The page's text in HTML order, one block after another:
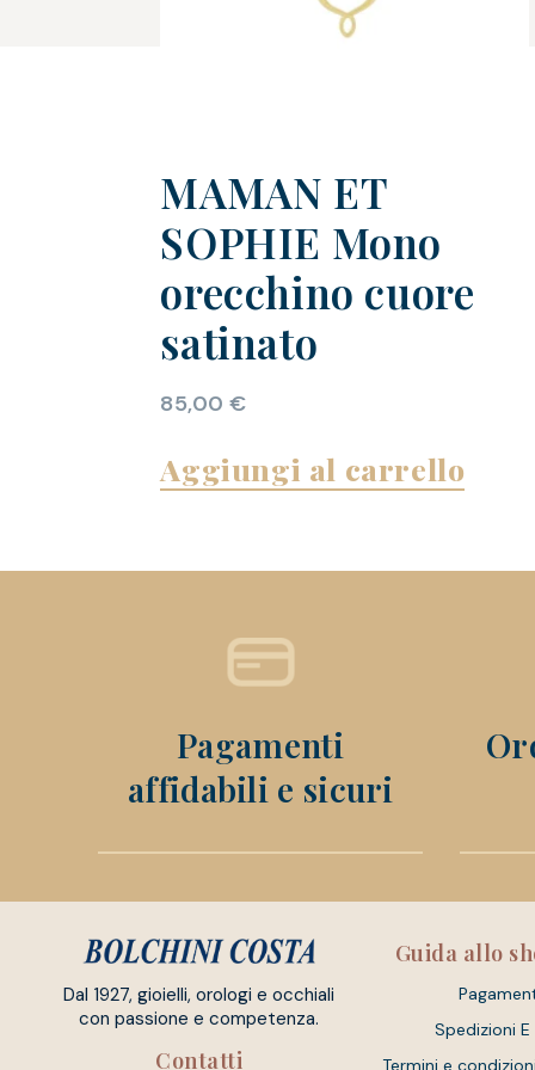
MAMAN ET
SOPHIE Mono
orecchino cuore
satinato
85,00 €
Aggiungi al carrello
Pagamenti
affidabili e sicuri
Dal 1927, gioielli, orologi e occhiali
con passione e competenza.
Contatti
Guida allo
Spedizioni E